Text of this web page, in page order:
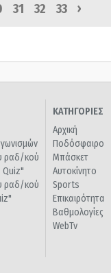
31 32 33 ›
ραδ/κού
Quiz"
ραδ/κού
ΚΑΤΗΓΟΡΙΕΣ
Αρχική
Ποδόσφαιρο
Μπάσκετ
Αυτοκίνητο
Sports
Επικαιρότητα
Βαθμολογίες
WebTv